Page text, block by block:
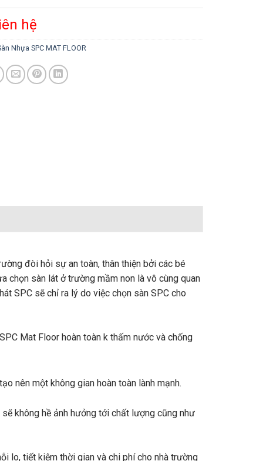
hệ
Nhựa SPC MAT FLOOR
đòi hỏi sự an toàn, thân thiện bởi các bé
chọn sàn lát ở trường mầm non là vô cùng quan
SPC sẽ chỉ ra lý do việc chọn sàn SPC cho
Mat Floor hoàn toàn k thấm nước và chống
nên một không gian hoàn toàn lành mạnh.
không hề ảnh hưởng tới chất lượng cũng như
lo, tiết kiệm thời gian và chi phí cho nhà trường